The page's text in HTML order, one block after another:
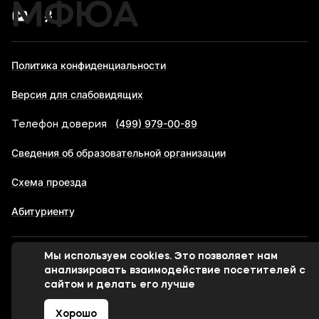
МФЮА
Политика конфиденциальности
Версия для слабовидящих
Телефон доверия (499) 979-00-89
Сведения об образовательной организации
Схема проезда
Абитуриенту
© 1998-2026 Московский финансово-юридический
университет МФЮА
Мы используем cookies. Это позволяет нам
анализировать взаимодействие посетителей с
сайтом и делать его лучше
Хорошо